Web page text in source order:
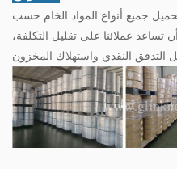
جميع أنواع المواد الخام حسب
تساعد عملائنا على تقليل التكلفة،